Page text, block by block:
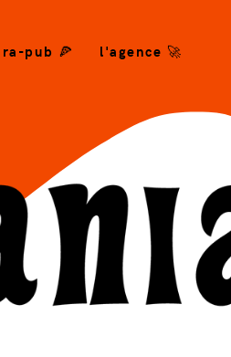
pub 🍕 l'agence 🚀